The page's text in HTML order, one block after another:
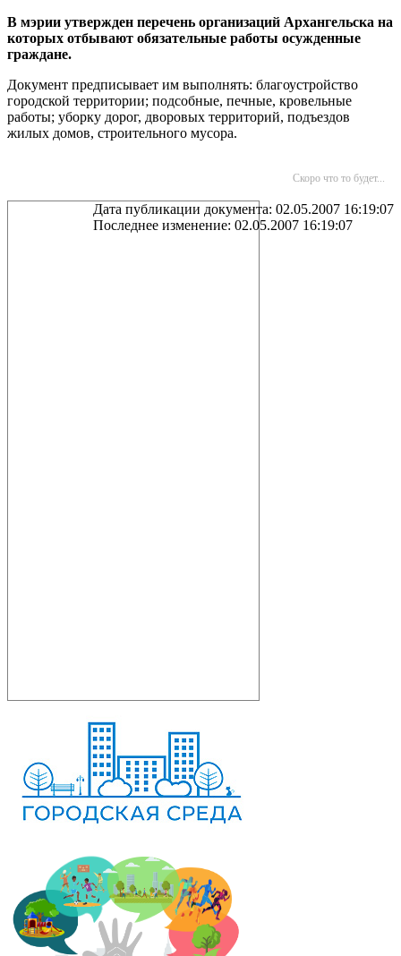
В мэрии утвержден перечень организаций Архангельска на
которых отбывают обязательные работы осужденные
граждане.
Документ предписывает им выполнять: благоустройство
городской территории; подсобные, печные, кровельные
работы; уборку дорог, дворовых территорий, подъездов
жилых домов, строительного мусора.
Скоро что то будет...
Дата публикации документа: 02.05.2007 16:19:07
Последнее изменение: 02.05.2007 16:19:07